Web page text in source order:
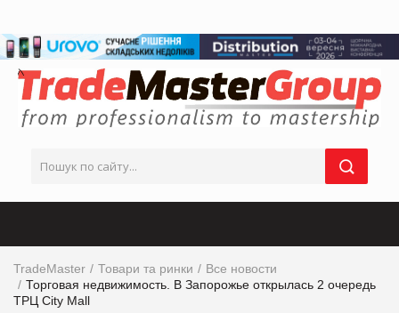
TradeMaster Товари та ринки
Все новости
Торговая недвижимость. В Запорожье открылась 2 очередь
ТРЦ City Mall